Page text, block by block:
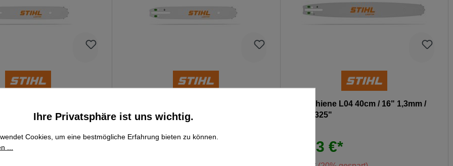
0,05" 3/8"
52,72 €*
Stihl Schiene L04 40cm / 16" 1,3mm /
0,050" .325"
69,53 €*
Ihre Privatsphäre ist uns wichtig.
Cookies, um eine bestmögliche Erfahrung bieten zu können.
...